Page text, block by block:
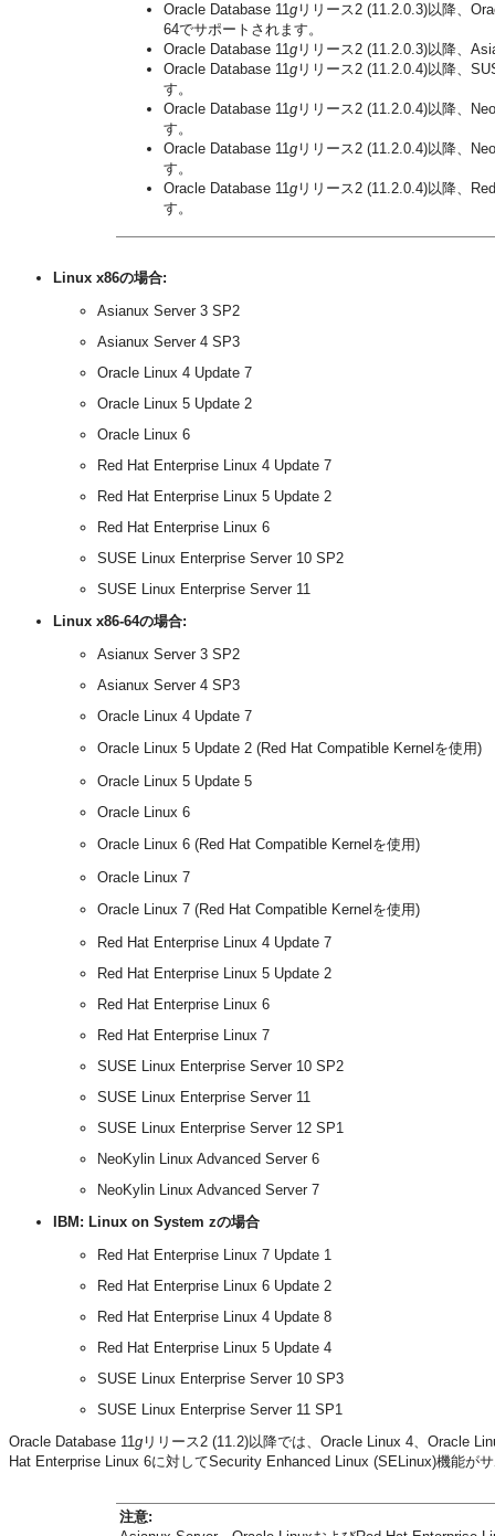
Oracle Database 11gリリース2 (11.2.0.3)以降、
64でサポートされます。
Oracle Database 11gリリース2 (11.2.0.3)以降、
Oracle Database 11gリリース2 (11.2.0.4)以降、
す。
Oracle Database 11gリリース2 (11.2.0.4)以降、
す。
Oracle Database 11gリリース2 (11.2.0.4)以降、
す。
Oracle Database 11gリリース2 (11.2.0.4)以降、
す。
Linux x86の場合:
Asianux Server 3 SP2
Asianux Server 4 SP3
Oracle Linux 4 Update 7
Oracle Linux 5 Update 2
Oracle Linux 6
Red Hat Enterprise Linux 4 Update 7
Red Hat Enterprise Linux 5 Update 2
Red Hat Enterprise Linux 6
SUSE Linux Enterprise Server 10 SP2
SUSE Linux Enterprise Server 11
Linux x86-64の場合:
Asianux Server 3 SP2
Asianux Server 4 SP3
Oracle Linux 4 Update 7
Oracle Linux 5 Update 2 (Red Hat Compatible Kernelを使用)
Oracle Linux 5 Update 5
Oracle Linux 6
Oracle Linux 6 (Red Hat Compatible Kernelを使用)
Oracle Linux 7
Oracle Linux 7 (Red Hat Compatible Kernelを使用)
Red Hat Enterprise Linux 4 Update 7
Red Hat Enterprise Linux 5 Update 2
Red Hat Enterprise Linux 6
Red Hat Enterprise Linux 7
SUSE Linux Enterprise Server 10 SP2
SUSE Linux Enterprise Server 11
SUSE Linux Enterprise Server 12 SP1
NeoKylin Linux Advanced Server 6
NeoKylin Linux Advanced Server 7
IBM: Linux on System zの場合
Red Hat Enterprise Linux 7 Update 1
Red Hat Enterprise Linux 6 Update 2
Red Hat Enterprise Linux 4 Update 8
Red Hat Enterprise Linux 5 Update 4
SUSE Linux Enterprise Server 10 SP3
SUSE Linux Enterprise Server 11 SP1
Oracle Database 11g リリース2 (11.2)以降では、Oracle Linux 4、Oracle
Hat Enterprise Linux 6に対してSecurity Enhanced Linux (SELinux)機能が
注意: